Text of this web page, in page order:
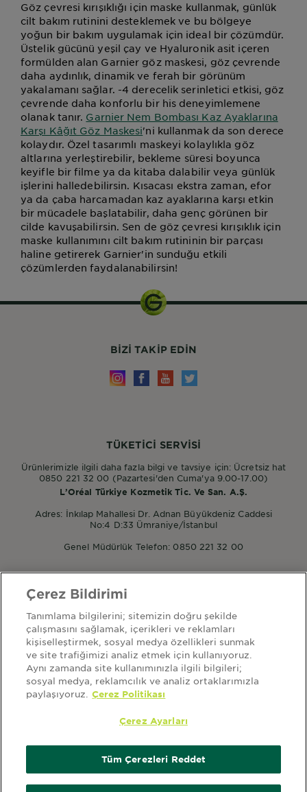
Göz çevresi kırışıklığı için maske kullanmak, günlük
cilt bakım rutinini desteklemek ve bu bölgeye
yoğun bir bakım uygulamak için ideal bir çözümdür.
Üstelik gücünü yeşil çay ve Hyaluronik asit içeren
formülden alan Garnier göz maskesi, göz çevrende
daha aydınlık, dinamik ve ferah bir görünüm
yakalamanı sağlar. -4 derecelik serinletici etkisi, göz
çevrende daha konforlu bir his deneyimlemene
olanak tanır. Garnier Nem Bombası Kaz Ayaklarına
Karşı Kâğıt Göz Maskesi'ni kullanmak da son derece
kolaydır. Özel tasarımlı maskeyi kolaylıkla göz
altlarına yerleştirebilir, bekleme süresi boyunca
keyifle bir filme ya da kitaba dalabilir veya günlük
işlerini halledebilirsin. Kısacası ekstra zaman, efor
ya da çaba harcamadan kaz ayaklarına karşı etkin
bir mücadele başlatabilir, daha genç görünen bir
cilde kavuşabilirsin. Sen de göz çevresi kırışıklık için
maske kullanımını cilt bakım rutininin bir parçası
haline getirerek Garnier'in sunduğu etkili
çözümlerden faydalanabilirsin!
HAKKIMIZDA
garnier hakkında sitemap
kvkk başvuru form
çerez ayarları çerez politikası
Ülke
Ülke
TÜKETİCİ SERVİSİ
Ürünlerimizle ilgili daha fazla bilgi ve tavsiye için: Ücretsiz hat
0850 221 32 00 (Pazartesi'den Cuma'ya 9.00-17.00)
L’Oréal Türkiye Kozmetik Tic. Ve San. A.Ş.
Adres: İnkılap Mahallesi Dr. Adnan Büyükdeniz Caddesi
No:4 D:33 Ümraniye/İstanbul
Genel Müdürlük Telefon: 0850 221 32 00
POPÜLER ÜRÜNLER
Garnier Micellar
Garnier Mineral Saf ve Temiz
Garnier Nem Bombası
BIZI TAKIP EDIN
Çerez Bildirimi
Tanımlama bilgilerini; sitemizin doğru şekilde
çalışmasını sağlamak, içerikleri ve reklamları
kişiselleştirmek, sosyal medya özellikleri sunmak
ve site trafiğimizi analiz etmek için kullanıyoruz.
Aynı zamanda site kullanımınızla ilgili bilgileri;
sosyal medya, reklamcılık ve analiz ortaklarımızla
paylaşıyoruz.
Çerez Politikası
Çerez Ayarları
Tüm Çerezleri Reddet